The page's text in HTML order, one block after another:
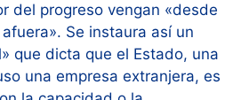
del progreso vengan «desde
Se instaura así un
que dicta que el Estado, una
una empresa extranjera, es